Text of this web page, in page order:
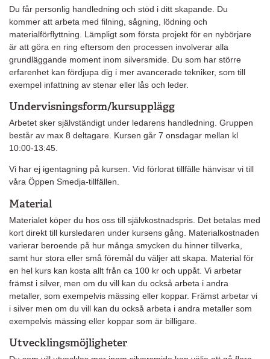
Du får personlig handledning och stöd i ditt skapande. Du
kommer att arbeta med filning, sågning, lödning och
materialförflyttning. Lämpligt som första projekt för en nybörjare
är att göra en ring eftersom den processen involverar alla
grundläggande moment inom silversmide. Du som har större
erfarenhet kan fördjupa dig i mer avancerade tekniker, som till
exempel infattning av stenar eller lås och leder.
Undervisningsform/kursupplägg
Arbetet sker självständigt under ledarens handledning. Gruppen
består av max 8 deltagare. Kursen går 7 onsdagar mellan kl
10:00-13:45.
Vi har ej igentagning på kursen. Vid förlorat tillfälle hänvisar vi till
våra Öppen Smedja-tillfällen.
Material
Materialet köper du hos oss till självkostnadspris. Det betalas med
kort direkt till kursledaren under kursens gång. Materialkostnaden
varierar beroende på hur många smycken du hinner tillverka,
samt hur stora eller små föremål du väljer att skapa. Material för
en hel kurs kan kosta allt från ca 100 kr och uppåt. Vi arbetar
främst i silver, men om du vill kan du också arbeta i andra
metaller, som exempelvis mässing eller koppar. Främst arbetar vi
i silver men om du vill kan du också arbeta i andra metaller som
exempelvis mässing eller koppar som är billigare.
Utvecklingsmöjligheter